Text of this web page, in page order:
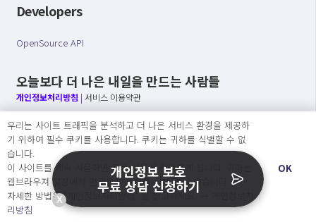
Developers
OpenSource API
오늘보다 더 나은 내일을 만드는 사람들
개인정보처리방침 | 서비스 이용약관
○ 개인정보보호 컴플라이언스를 선도하겠습니다.
○ 정보주체의 권리를 보장하겠습니다.
○ 기업의 개인정보보호를 위한 효율적 관리를 보장하겠습니다.
Copyright Ⓒ
우리는 사이트 트래픽을 분석하고 더 나은 서비스 환경을 제공하
기 위하여 필수 쿠키를 사용합니다. 쿠키는 귀하를 식별할 수 없
습니다.
이 사이트를 계속 사용하면 쿠키 사용에 동의하게 됩니다. 귀하는
웹브라우져 설정에서 언제든지 쿠키를 삭제 할 수있습니다.
자세한 방법은 “개인정보처리방침” 을 참고하세요. →
리방침
OK
X
개인정보 보호
무료 상담 신청하기